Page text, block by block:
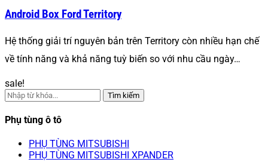
Android Box Ford Territory
Hệ thống giải trí nguyên bản trên Territory còn nhiều hạn chế
về tính năng và khả năng tuỳ biến so với nhu cầu ngày…
sale!
Tìm kiếm
Phụ tùng ô tô
PHỤ TÙNG MITSUBISHI
PHỤ TÙNG MITSUBISHI XPANDER